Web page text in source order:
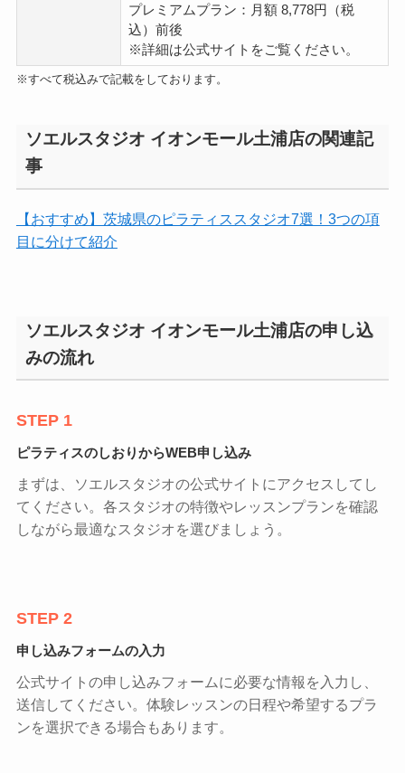
プレミアムプラン：月額 8,778円（税
込）前後
※詳細は公式サイトをご覧ください。
※すべて税込みで記載をしております。
ソエルスタジオ イオンモール土浦店の関連記
事
【おすすめ】茨城県のピラティススタジオ7選！3つの項
目に分けて紹介
ソエルスタジオ イオンモール土浦店の申し込
みの流れ
STEP 1
ピラティスのしおりからWEB申し込み
まずは、ソエルスタジオの公式サイトにアクセスしてし
てください。各スタジオの特徴やレッスンプランを確認
しながら最適なスタジオを選びましょう。
STEP 2
申し込みフォームの入力
公式サイトの申し込みフォームに必要な情報を入力し、
送信してください。体験レッスンの日程や希望するプラ
ンを選択できる場合もあります。